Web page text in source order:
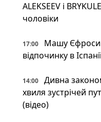
ALEKSEEV і
чоловіки
17:00
Машу
відпочинку в
14:00
Дивна
хвиля зустрічей
(відео)